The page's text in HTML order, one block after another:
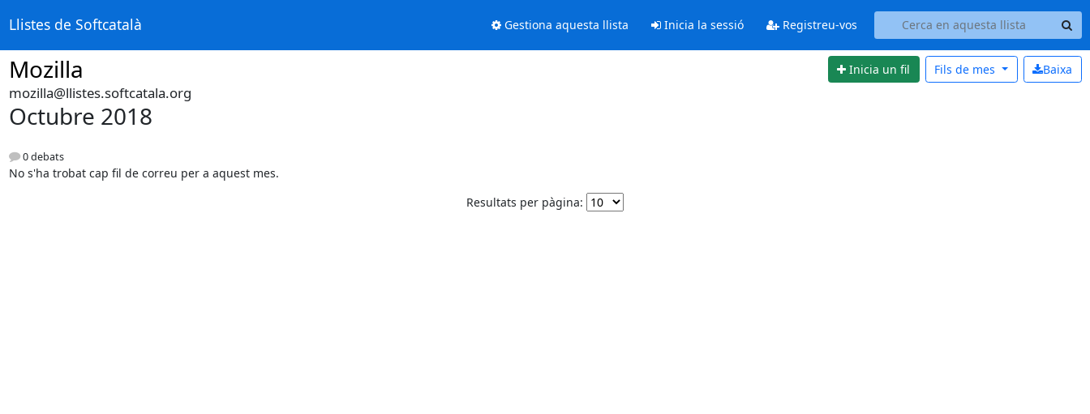
Llistes de Softcatalà Gestiona aquesta llista Inicia la sessió Registreu-vos
Mozilla Inicia un fil Baixa
Fils de mes
mozilla@llistes.softcatala.org
Octubre 2018
0 debats
No s'ha trobat cap fil de correu per a aquest mes.
Resultats per pàgina: